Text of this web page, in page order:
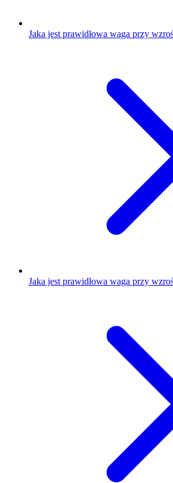
Jaka jest prawidłowa waga przy
Jaka jest prawidłowa waga przy